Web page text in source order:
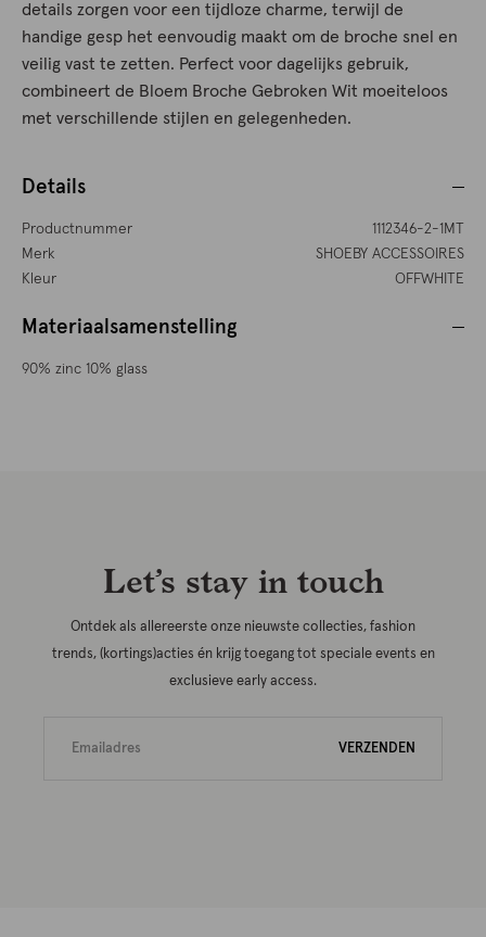
details zorgen voor een tijdloze charme, terwijl de
handige gesp het eenvoudig maakt om de broche snel en
veilig vast te zetten. Perfect voor dagelijks gebruik,
combineert de Bloem Broche Gebroken Wit moeiteloos
met verschillende stijlen en gelegenheden.
Details
Productnummer
1112346-2-1MT
Merk
SHOEBY ACCESSOIRES
Kleur
OFFWHITE
Materiaalsamenstelling
90% zinc 10% glass
Let’s stay in touch
Ontdek als allereerste onze nieuwste collecties, fashion
trends, (kortings)acties én krijg toegang tot speciale events en
exclusieve early access.
VERZENDEN